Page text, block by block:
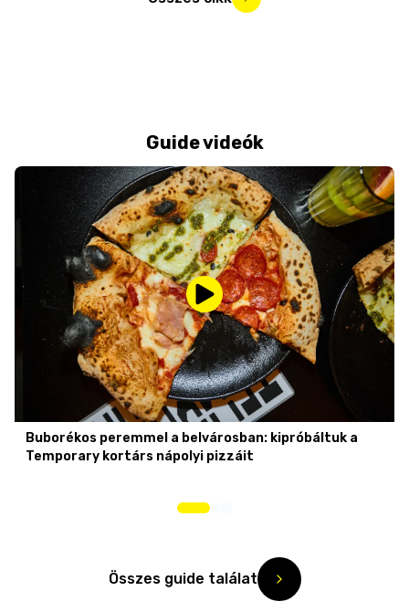
Guide videók
Buborékos peremmel a belvárosban: kipróbáltuk a
Temporary kortárs nápolyi pizzáit
Összes guide találat